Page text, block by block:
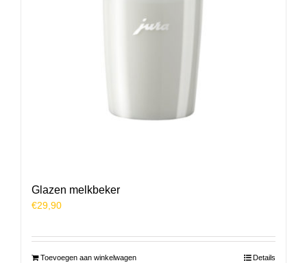
Glazen melkbeker
€29,90
Toevoegen aan winkelwagen Details